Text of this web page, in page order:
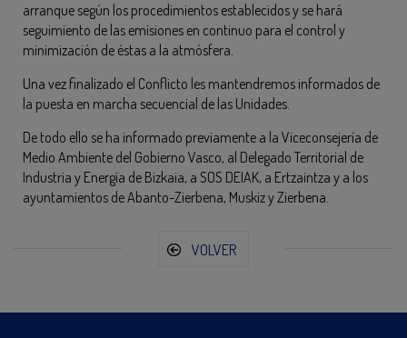
arranque según los procedimientos establecidos y se hará
seguimiento de las emisiones en continuo para el control y
minimización de éstas a la atmósfera.
Una vez finalizado el Conflicto les mantendremos informados de
la puesta en marcha secuencial de las Unidades.
De todo ello se ha informado previamente a la Viceconsejería de
Medio Ambiente del Gobierno Vasco, al Delegado Territorial de
Industria y Energía de Bizkaia, a SOS DEIAK, a Ertzaintza y a los
ayuntamientos de Abanto-Zierbena, Muskiz y Zierbena.
VOLVER